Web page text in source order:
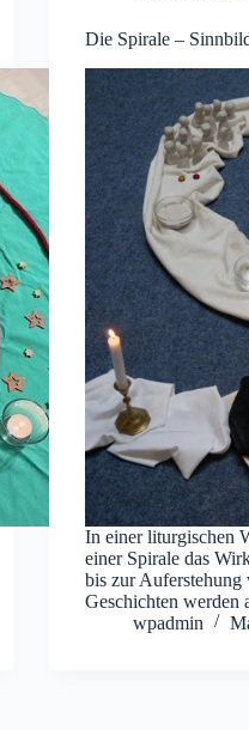
Die Spirale –
In einer liturgischen
einer Spirale das
bis zur
Geschichten werden
wpadmin